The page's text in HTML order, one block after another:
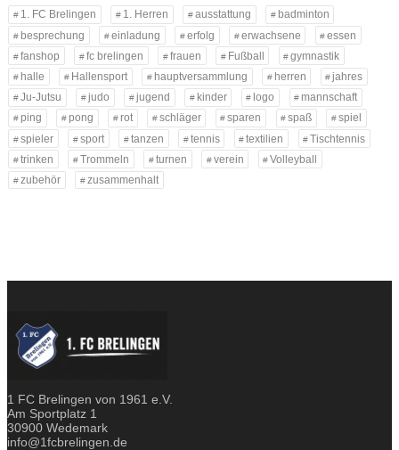
1. FC Brelingen 1. Herren ausstattung
badminton
besprechung
einladung erfolg erwachsene
essen
fanshop
fc brelingen frauen Fußball
gymnastik
halle
Hallensport hauptversammlung herren
jahres
Ju-Jutsu
judo jugend kinder logo
mannschaft
ping
pong rot schläger sparen spaß
spiel
spieler
sport tanzen tennis textilien
Tischtennis
trinken
Trommeln turnen verein
Volleyball
zubehör
zusammenhalt
1 FC Brelingen von 1961 e.V.
Am Sportplatz 1
30900 Wedemark
info@1fcbrelingen.de